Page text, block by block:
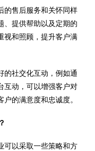
的售后服务和关怀同样
、提供帮助以及定期的
视和照顾，提升客户满
的社交化互动，例如通
互动，可以增强客户对
的满意度和忠诚度。
可以采取一些策略和方